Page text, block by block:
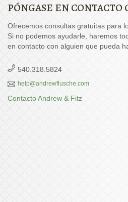
PÓNGASE EN CONTACTO
Ofrecemos consultas gratuitas para
Si no podemos ayudarle, haremos
en contacto con alguien que pueda
540.318.5824
help@andrewflusche.com
Contacto Andrew & Fitz